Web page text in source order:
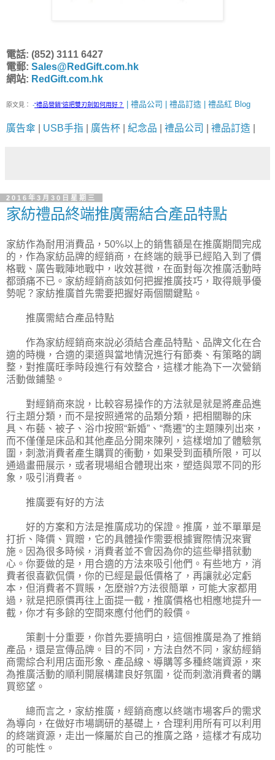
電話: (852) 3111 6427
電郵: Sales@RedGift.com.hk
網站: RedGift.com.hk
原文見： -“禮品營銷”這把雙刃劍如何用好？ | 禮品公司 | 禮品訂造 | 禮品紅 Blog
廣告傘 USB手指 廣告杯 紀念品 禮品公司 禮品訂造
2016年3月30日星期三
家紡禮品終端推廣需結合產品特點
家紡作為耐用消費品，50%以上的銷售額是在推廣期間完成
的，作為家紡品牌的經銷商，在終端的競爭已經陷入到了價
格戰、廣告戰陣地戰中，收效甚微，在面對每次推廣活動時
都頭痛不已。家紡經銷商該如何把握推廣技巧，取得競爭優
勢呢？家紡推廣首先需要把握好兩個關鍵點。
推廣需結合產品特點
作為家紡經銷商來說必須結合產品特點、品牌文化在合
適的時機，合適的渠道與當地情況進行有節奏、有策略的調
整，對推廣旺季時段進行有效整合，這樣才能為下一次營銷
活動做鋪墊。
對經銷商來說，比較容易操作的方法就是就是將產品進
行主題分類，而不是按照通常的品類分類，把相關聯的床
具、布藝、被子、浴巾按照“新婚”、“喬遷”的主題陳列出來，
而不僅僅是床品和其他產品分開來陳列，這樣增加了體驗氛
圍，刺激消費者產生購買的衝動，如果受到面積所限，可以
通過畫冊展示，或者現場組合體現出來，塑造與眾不同的形
象，吸引消費者。
推廣要有好的方法
好的方案和方法是推廣成功的保證。推廣，並不單單是
打折、降價、買贈，它的具體操作需要根據實際情況來實
施。因為很多時候，消費者並不會因為你的這些舉措就動
心。你要做的是，用合適的方法來吸引他們。有些地方，消
費者很喜歡侃價，你的已經是最低價格了，再讓就必定虧
本，但消費者不買賬，怎麼辦?方法很簡單，可能大家都用
過，就是把原價再往上面提一截，推廣價格也相應地提升一
截，你才有多餘的空間來應付他們的殺價。
策劃十分重要，你首先要搞明白，這個推廣是為了推銷
產品，還是宣傳品牌。目的不同，方法自然不同，家紡經銷
商需綜合利用店面形象、產品線、導購等多種終端資源，來
為推廣活動的順利開展構建良好氛圍，從而刺激消費者的購
買慾望。
總而言之，家紡推廣，經銷商應以終端市場客戶的需求
為導向，在做好市場調研的基礎上，合理利用所有可以利用
的終端資源，走出一條屬於自己的推廣之路，這樣才有成功
的可能性。